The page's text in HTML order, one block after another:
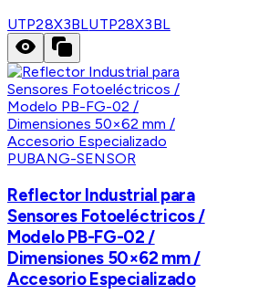
UTP28X3BLUTP28X3BL
PUBANG-SENSOR
Reflector Industrial para
Sensores Fotoeléctricos /
Modelo PB-FG-02 /
Dimensiones 50×62 mm /
Accesorio Especializado